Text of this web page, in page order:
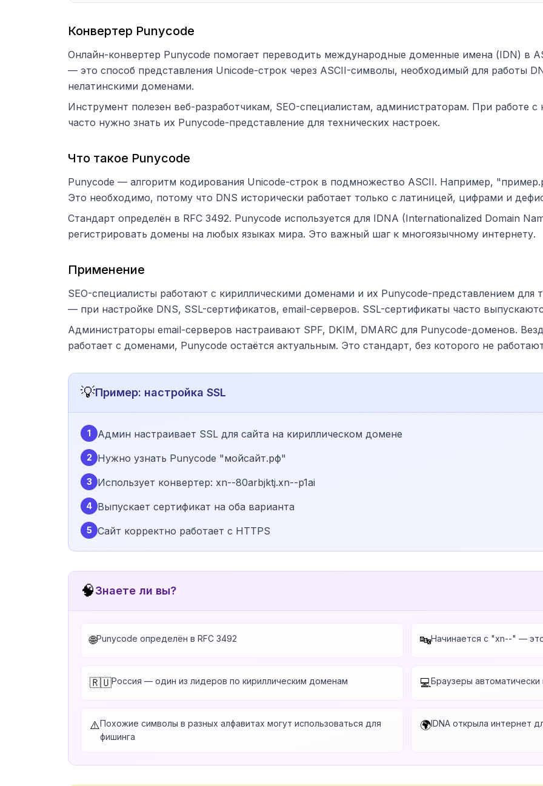
Конвертер Punycode
Онлайн-конвертер Punycode помогает переводить международные доменные имена (IDN) в
— это способ представления Unicode-строк через ASCII-символы, необходимый для работы
нелатинскими доменами.
Инструмент полезен веб-разработчикам, SEO-специалистам, администраторам. При работе
часто нужно знать их Punycode-представление для технических настроек.
Что такое Punycode
Punycode — алгоритм кодирования Unicode-строк в подмножество ASCII. Например,
Это необходимо, потому что DNS исторически работает только с латиницей, цифрами и
Стандарт определён в RFC 3492. Punycode используется для IDNA (Internationalized Domain
регистрировать домены на любых языках мира. Это важный шаг к многоязычному интернету.
Применение
SEO-специалисты работают с кириллическими доменами и их Punycode-представлением для
— при настройке DNS, SSL-сертификатов, email-серверов. SSL-сертификаты часто
Администраторы email-серверов настраивают SPF, DKIM, DMARC для Punycode-доменов.
работает с доменами, Punycode остаётся актуальным. Это стандарт, без которого не
💡Пример: настройка SSL
1 Админ настраивает SSL для сайта на кириллическом домене
2 Нужно узнать Punycode "мойсайт.рф"
3 Использует конвертер: xn--80arbjktj.xn--p1ai
4 Выпускает сертификат на оба варианта
5 Сайт корректно работает с HTTPS
🧠Знаете ли вы?
🌐Punycode определён в RFC 3492 🔤Начинается с "xn--" —
🇷🇺Россия — один из лидеров по кириллическим доменам 💻Браузеры
⚠️Похожие символы в разных алфавитах могут использоваться для
фишинга
🌍IDNA открыла интернет